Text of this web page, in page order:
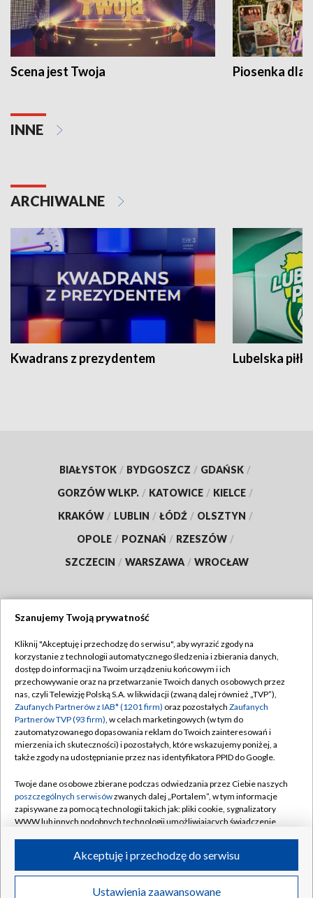
Scena jest Twoja Piosenka dla
INNE
ARCHIWALNE
Kwadrans z prezydentem Lubelska piłka
BIAŁYSTOK / BYDGOSZCZ / GDAŃSK /
GORZÓW WLKP. / KATOWICE / KIELCE /
KRAKÓW / LUBLIN / ŁÓDŹ / OLSZTYN /
OPOLE / POZNAŃ / RZESZÓW /
SZCZECIN / WARSZAWA / WROCŁAW
TVP
Abonament TVP
Emisja w TVP
Centrum informacji TVP
Naziemna Telewizja Cyfrowa
Rada Programowa
System NOS
Informacje o nadawcy
Program dla prasy
Regulamin TVP
Polityka prywatności
Moje zgody
Pomoc
Kontakt
Kanały
©2026 Telewizja Polska S.A. w likwidacji
Szanujemy Twoją prywatność
Kliknij "Akceptuję i przechodzę do serwisu", aby wyrazić zgody na
korzystanie z technologii automatycznego śledzenia i zbierania danych,
dostęp do informacji na Twoim urządzeniu końcowym i ich
przechowywanie oraz na przetwarzanie Twoich danych osobowych przez
nas, czyli Telewizję Polską S.A. w likwidacji (zwaną dalej również „TVP”),
Zaufanych Partnerów z IAB* (1201 firm) oraz pozostałych Zaufanych
Partnerów TVP (93 firm), w celach marketingowych (w tym do
zautomatyzowanego dopasowania reklam do Twoich zainteresowań i
mierzenia ich skuteczności) i pozostałych, które wskazujemy poniżej, a
także zgody na udostępnianie przez nas identyfikatora PPID do Google.
Twoje dane osobowe zbierane podczas odwiedzania przez Ciebie naszych
poszczególnych serwisówzwanych dalej „Portalem”, w tym informacje
zapisywane za pomocą technologii takich jak: pliki cookie, sygnalizatory
WWW lub innych podobnych technologii umożliwiających świadczenie
ruchu w Internecie.
Twoje dane osobowe zbierane podczas odwiedzania przez Ciebie
Ustawienia zaawansowane
Akceptuję i przechodzę do serwisu